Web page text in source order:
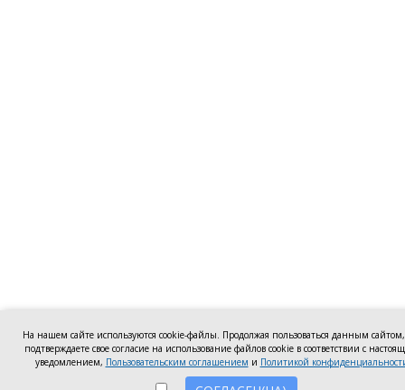
На нашем сайте используются cookie-файлы. Продолжая пользоваться данным
подтверждаете свое согласие на использование файлов cookie в соответствии с
уведомлением, Пользовательским соглашением и Политикой